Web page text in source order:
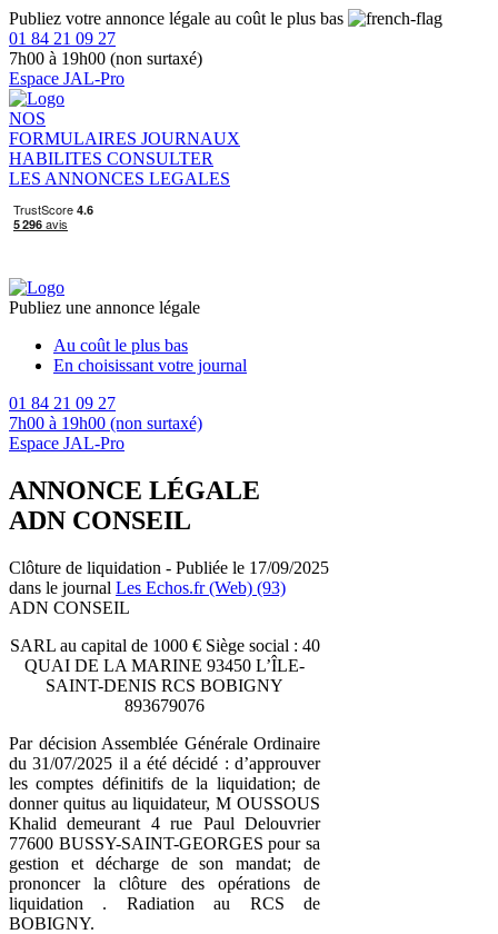
Publiez votre annonce légale au coût le plus bas
01 84 21 09 27
7h00 à 19h00 (non surtaxé)
Espace JAL-Pro
NOS
FORMULAIRES JOURNAUX
HABILITES CONSULTER
LES ANNONCES LEGALES
Publiez une annonce légale
Au coût le plus bas
En choisissant votre journal
01 84 21 09 27
7h00 à 19h00 (non surtaxé)
Espace JAL-Pro
ANNONCE LÉGALE
ADN CONSEIL
Clôture de liquidation - Publiée le 17/09/2025
dans le journal Les Echos.fr (Web) (93)
ADN CONSEIL
SARL au capital de 1000 € Siège social : 40
QUAI DE LA MARINE 93450 L’ÎLE-
SAINT-DENIS RCS BOBIGNY
893679076
Par décision Assemblée Générale Ordinaire
du 31/07/2025 il a été décidé : d’approuver
les comptes définitifs de la liquidation; de
donner quitus au liquidateur, M OUSSOUS
Khalid demeurant 4 rue Paul Delouvrier
77600 BUSSY-SAINT-GEORGES pour sa
gestion et décharge de son mandat; de
prononcer la clôture des opérations de
liquidation . Radiation au RCS de
BOBIGNY.